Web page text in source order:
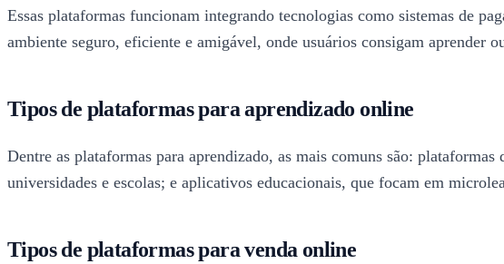
Essas plataformas funcionam integrando tecnologias como sistemas de
ambiente seguro, eficiente e amigável, onde usuários consigam aprender
Tipos de plataformas para aprendizado online
Dentre as plataformas para aprendizado, as mais comuns são:
universidades e escolas; e aplicativos educacionais, que focam em
Tipos de plataformas para venda online